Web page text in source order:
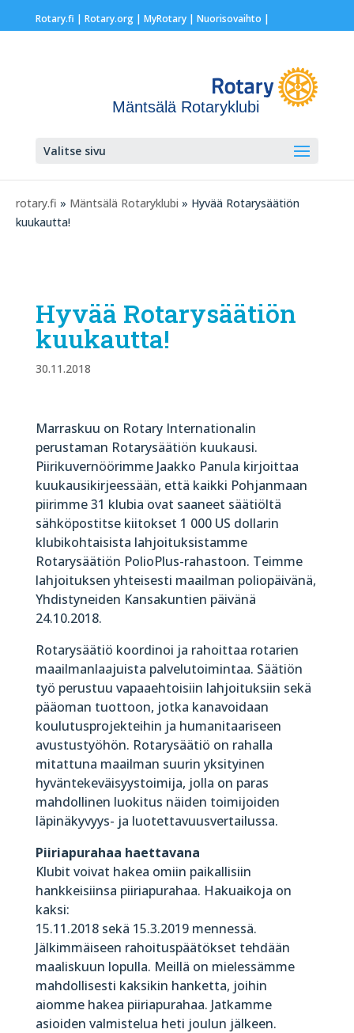
Rotary.fi | Rotary.org| MyRotary | Nuorisovaihto |
Mäntsälä Rotaryklubi
Valitse sivu
rotary.fi » Mäntsälä Rotaryklubi » Hyvää Rotarysäätiön
kuukautta!
Hyvää Rotarysäätiön
kuukautta!
30.11.2018
Marraskuu on Rotary Internationalin
perustaman Rotarysäätiön kuukausi.
Piirikuvernöörimme Jaakko Panula kirjoittaa
kuukausikirjeessään, että kaikki Pohjanmaan
piirimme 31 klubia ovat saaneet säätiöltä
sähköpostitse kiitokset 1 000 US dollarin
klubikohtaisista lahjoituksistamme
Rotarysäätiön PolioPlus-rahastoon. Teimme
lahjoituksen yhteisesti maailman poliopäivänä,
Yhdistyneiden Kansakuntien päivänä
24.10.2018.
Rotarysäätiö koordinoi ja rahoittaa rotarien
maailmanlaajuista palvelutoimintaa. Säätiön
työ perustuu vapaaehtoisiin lahjoituksiin sekä
pääoman tuottoon, jotka kanavoidaan
koulutusprojekteihin ja humanitaariseen
avustustyöhön. Rotarysäätiö on rahalla
mitattuna maailman suurin yksityinen
hyväntekeväisyystoimija, jolla on paras
mahdollinen luokitus näiden toimijoiden
läpinäkyvyys- ja luotettavuusvertailussa.
Piiriapurahaa haettavana
Klubit voivat hakea omiin paikallisiin
hankkeisiinsa piiriapurahaa. Hakuaikoja on
kaksi:
15.11.2018 sekä 15.3.2019 mennessä.
Jälkimmäiseen rahoituspäätökset tehdään
maaliskuun lopulla. Meillä on mielessämme
mahdollisesti kaksikin hanketta, joihin
aiomme hakea piiriapurahaa. Jatkamme
asioiden valmistelua heti joulun jälkeen.